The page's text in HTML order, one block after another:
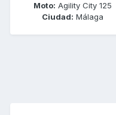
Moto: Agility City 125
Ciudad: Málaga